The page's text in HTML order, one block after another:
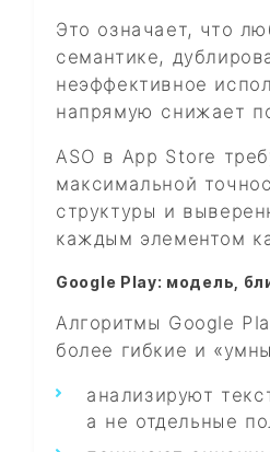
Это означает, что
семантике,
неэффективное
напрямую снижает
ASO в App Store
максимальной
структуры и
каждым элементом
Google Play: модель,
Алгоритмы Google
более гибкие и
анализируют
а не отдельные